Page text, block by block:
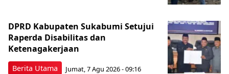
Berita Utama
DPRD Kabupaten Sukabumi Setujui
Raperda Disabilitas dan
Ketenagakerjaan
Jumat, 7 Agu 2026 - 09:16